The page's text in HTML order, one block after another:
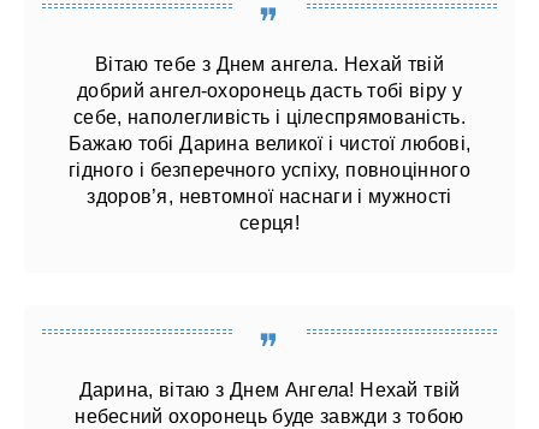
Вітаю тебе з Днем ангела. Нехай твій
добрий ангел-охоронець дасть тобі віру у
себе, наполегливість і цілеспрямованість.
Бажаю тобі Дарина великої і чистої любові,
гідного і безперечного успіху, повноцінного
здоров’я, невтомної наснаги і мужності
серця!
Дарина, вітаю з Днем Ангела! Нехай твій
небесний охоронець буде завжди з тобою